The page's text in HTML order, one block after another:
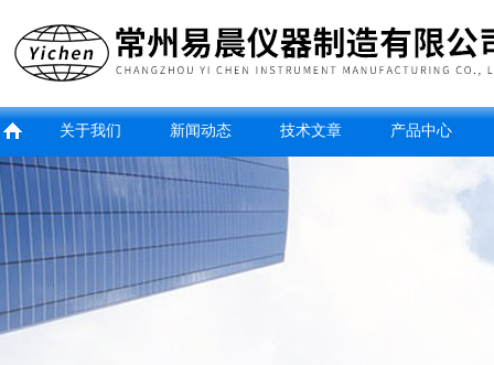
关于我们 新闻动态 技术文章 产品中心